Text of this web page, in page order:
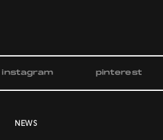
instagram pinterest
NEWS